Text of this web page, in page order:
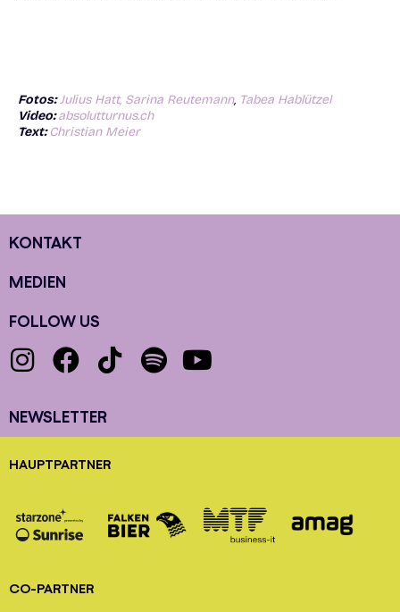
Fotos: Julius Hatt, Sarina Reutemann, Tabea Hablützel
Video:absolutturnus.ch
Text:Christian Meier
KONTAKT
MEDIEN
FOLLOW US
NEWSLETTER
HAUPTPARTNER
CO-PARTNER